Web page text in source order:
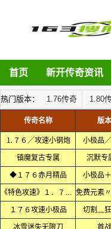
首页 新开传奇资讯
热门版本： 1.76传奇 1.80
传奇名称 版
⒈７６╱攻速小钢炮 小极品
镇魔复古专属 沉默专
◆１７６赤月精品 小极品
《特色攻速》１．７６复古微变
１７６攻速小极品 切割﹏
冰雪迷失无限刀 首